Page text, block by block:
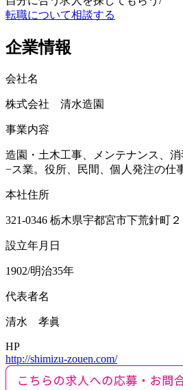
転職について相談する
企業情報
会社名
株式会社 清水造園
事業内容
造園・土木工事、メンテナンス、
−ス業。役所、民間、個人発注の仕
本社住所
321-0346 栃木県宇都宮市下荒針町
設立年月日
1902/明治35年
代表者名
清水 孝眞
HP
http://shimizu-zouen.com/